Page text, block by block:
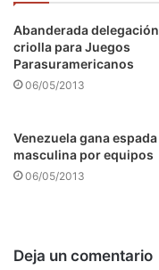
Abanderada delegación
criolla para Juegos
Parasuramericanos
06/05/2013
Venezuela gana espada
masculina por equipos
06/05/2013
Deja un comentario